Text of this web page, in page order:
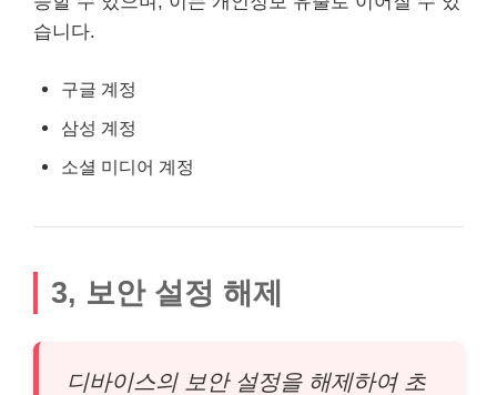
습니다.
구글 계정
삼성 계정
소셜 미디어 계정
3, 보안 설정 해제
디바이스의 보안 설정을 해제하여 초